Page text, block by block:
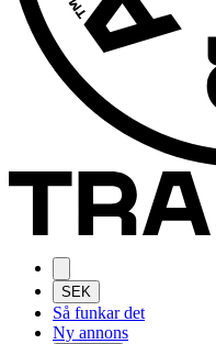
SEK
Så funkar det
Ny annons